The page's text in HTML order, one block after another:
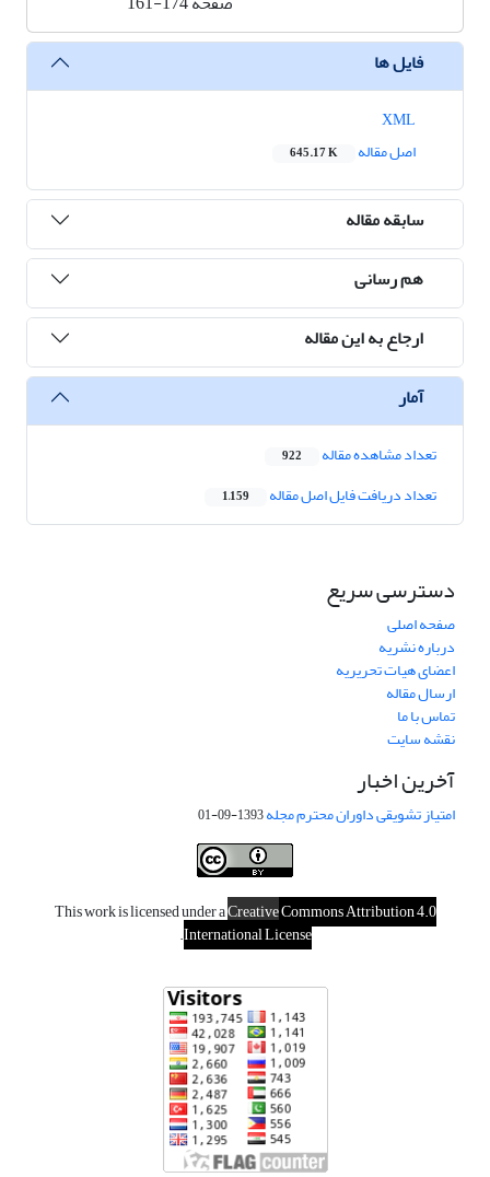
فایل ها
اصل مقاله
645.17 K
سابقه مقاله
هم رسانی
ارجاع به این مقاله
آمار
تعداد مشاهده مقاله 922
تعداد دریافت فایل اصل مقاله 1,159
دسترسی سریع
صفحه اصلی
درباره نشریه
اعضای هیات تحریریه
ارسال مقاله
تماس با ما
نقشه سایت
آخرین اخبار
امتیاز تشویقی داوران محترم مجله1393-09-01
This work is licensed under aCreativeCommons Attribution 4.0
International License
.